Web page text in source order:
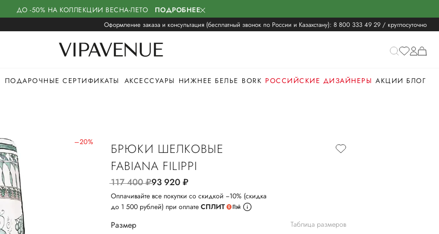
ДО -50% НА КОЛЛЕКЦИИ ВЕСНА-ЛЕТО ПОДРОБНЕЕ
Оформление заказа и консультация (бесплатный звонок по России и Казахстану): 8 800 333 49 29 / круглосуточно
ПОДАРОЧНЫЕ СЕРТИФИКАТЫ АКСЕССУАРЫ НИЖНЕЕ БЕЛЬЕ BORK РОССИЙСКИЕ ДИЗАЙНЕРЫ АКЦИИ БЛОГ
–20%
БРЮКИ ШЕЛКОВЫЕ
FABIANA FILIPPI
117 400руб.93 920руб.
Оплачивайте все покупки со скидкой −10% (скидка
до 1 500 рублей) при оплате СПЛИТ
Размер Таблица размеров